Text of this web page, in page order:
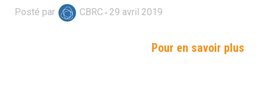
Posté par CBRC 29 avril 2019
Pour en savoir plus